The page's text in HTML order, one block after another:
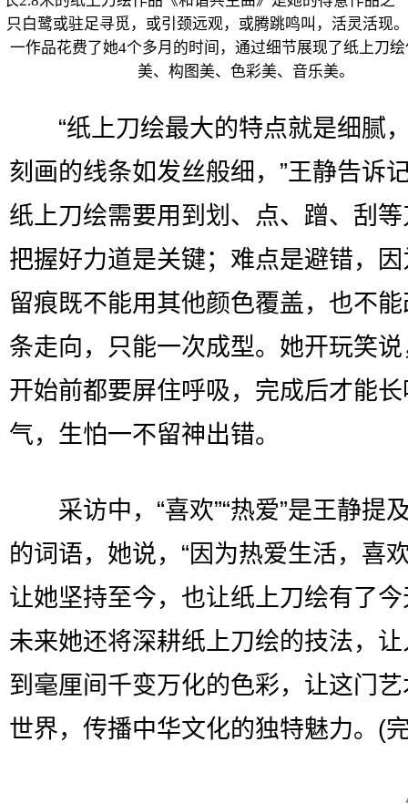
只白鹭或驻足寻觅，或引颈远观，或腾跳鸣叫，活灵活现
一作品花费了她4个多月的时间，通过细节展现了纸上刀
美、构图美、色彩美、音乐美。
“纸上刀绘最大的特点就是细腻
刻画的线条如发丝般细，”王静告诉
纸上刀绘需要用到划、点、蹭、刮
把握好力道是关键；难点是避错，
留痕既不能用其他颜色覆盖，也不
条走向，只能一次成型。她开玩笑
开始前都要屏住呼吸，完成后才能
气，生怕一不留神出错。
采访中，“喜欢”“热爱”是王静提
的词语，她说，“因为热爱生活，喜
让她坚持至今，也让纸上刀绘有了今
未来她还将深耕纸上刀绘的技法，
到毫厘间千变万化的色彩，让这门
世界，传播中华文化的独特魅力。(